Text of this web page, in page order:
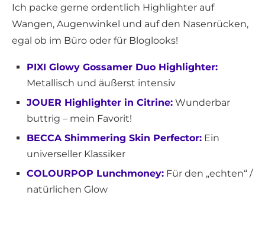
Ich packe gerne ordentlich Highlighter auf
Wangen, Augenwinkel und auf den Nasenrücken,
egal ob im Büro oder für Bloglooks!
PIXI Glowy Gossamer Duo Highlighter:
Metallisch und äußerst intensiv
JOUER Highlighter in Citrine: Wunderbar
buttrig – mein Favorit!
BECCA Shimmering Skin Perfector: Ein
universeller Klassiker
COLOURPOP Lunchmoney: Für den „echten“ /
natürlichen Glow